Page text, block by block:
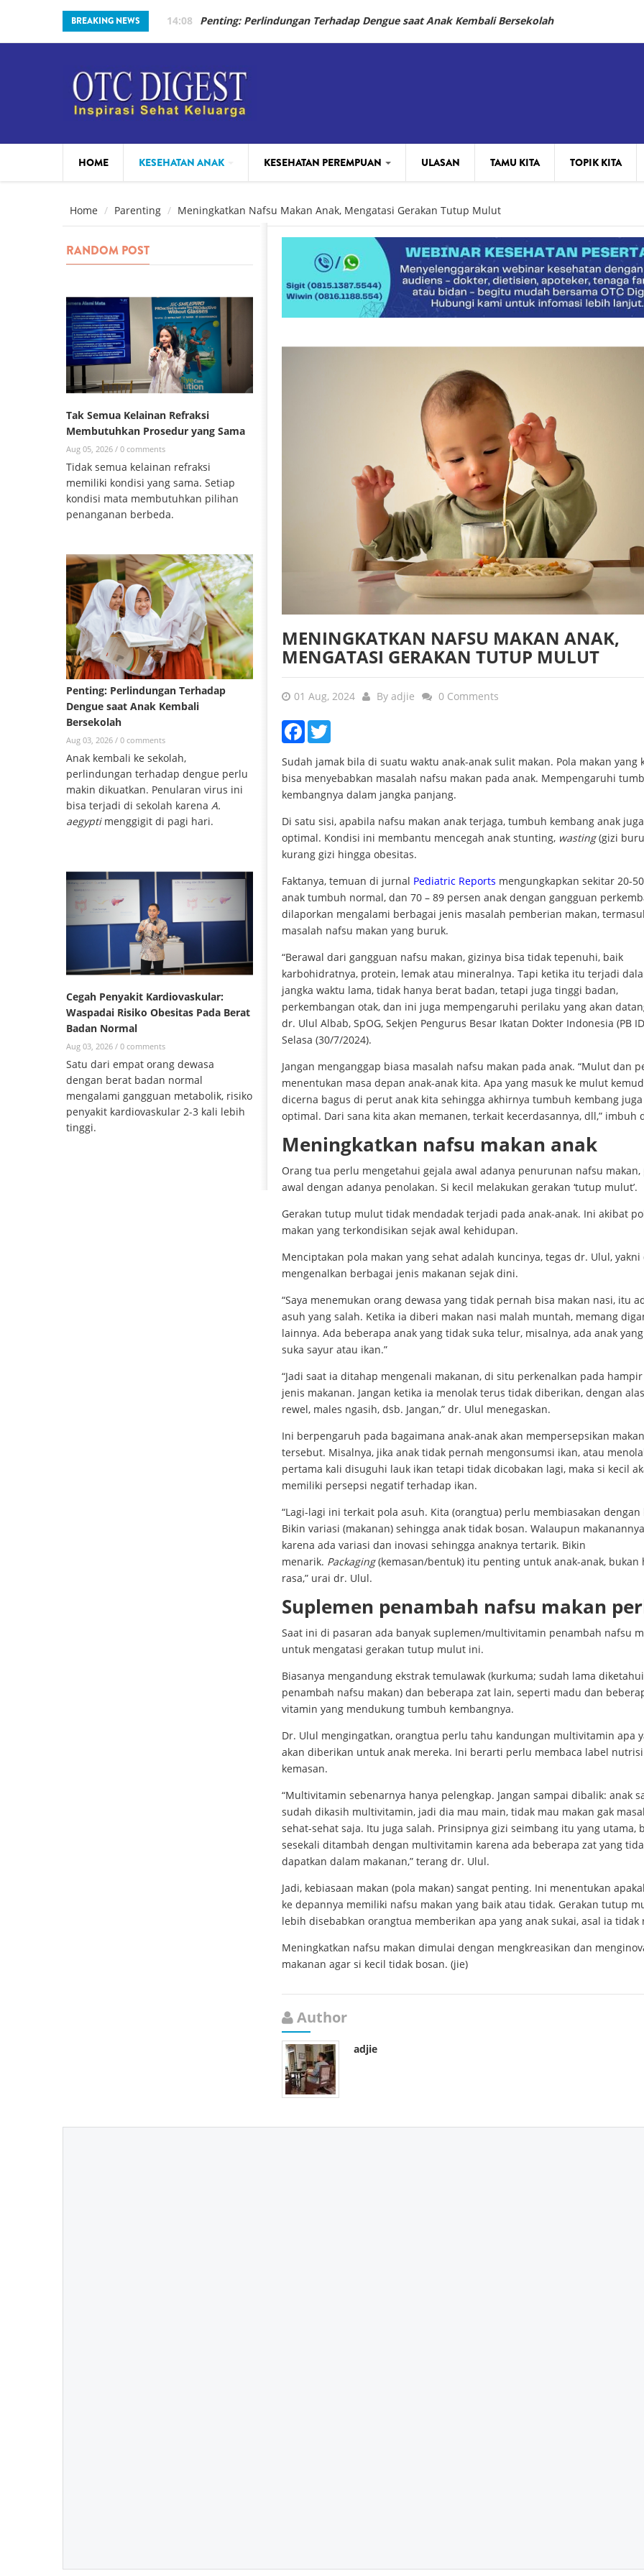
Skip to main content
BREAKING NEWS 14:08 Penting: Perlindungan Terhadap Dengue saat Anak Kembali Bersekolah
HOME KESEHATAN ANAK
PARENTING
KESEHATAN PEREMPUAN
BEAUTY
ULASAN TAMU KITA TOPIK KITA
Home Parenting Meningkatkan Nafsu Makan Anak, Mengatasi Gerakan Tutup Mulut
MENINGKATKAN NAFSU MAKAN ANAK,
MENGATASI GERAKAN TUTUP MULUT
01 Aug, 2024 By adjie 0 Comments
Facebook
Sudah jamak bila di suatu waktu anak-anak sulit makan. Pola makan yang
bisa menyebabkan masalah nafsu makan pada anak. Mempengaruhi
kembangnya dalam jangka panjang.
Di satu sisi, apabila nafsu makan anak terjaga, tumbuh kembang anak juga
optimal. Kondisi ini membantu mencegah anak stunting, wasting(gizi
kurang gizi hingga obesitas.
Faktanya, temuan di jurnal Pediatric Reports mengungkapkan sekitar 20-
anak tumbuh normal, dan 70 – 89 persen anak dengan gangguan
dilaporkan mengalami berbagai jenis masalah pemberian makan,
masalah nafsu makan yang buruk.
“Berawal dari gangguan nafsu makan, gizinya bisa tidak tepenuhi, baik
karbohidratnya, protein, lemak atau mineralnya. Tapi ketika itu terjadi
jangka waktu lama, tidak hanya berat badan, tetapi juga tinggi badan,
perkembangan otak, dan ini juga mempengaruhi perilaku yang akan
dr. Ulul Albab, SpOG, Sekjen Pengurus Besar Ikatan Dokter Indonesia (PB
Selasa (30/7/2024).
Jangan menganggap biasa masalah nafsu makan pada anak. “Mulut dan
menentukan masa depan anak-anak kita. Apa yang masuk ke mulut
dicerna bagus di perut anak kita sehingga akhirnya tumbuh kembang juga
optimal. Dari sana kita akan memanen, terkait kecerdasannya, dll,” imbuh
Meningkatkan nafsu makan anak
Orang tua perlu mengetahui gejala awal adanya penurunan nafsu makan,
awal dengan adanya penolakan. Si kecil melakukan gerakan ‘tutup mulut’.
Gerakan tutup mulut tidak mendadak terjadi pada anak-anak. Ini akibat
makan yang terkondisikan sejak awal kehidupan.
Menciptakan pola makan yang sehat adalah kuncinya, tegas dr. Ulul, yakni
mengenalkan berbagai jenis makanan sejak dini.
“Saya menemukan orang dewasa yang tidak pernah bisa makan nasi, itu
asuh yang salah. Ketika ia diberi makan nasi malah muntah, memang
lainnya. Ada beberapa anak yang tidak suka telur, misalnya, ada anak
suka sayur atau ikan.”
“Jadi saat ia ditahap mengenali makanan, di situ perkenalkan pada
jenis makanan. Jangan ketika ia menolak terus tidak diberikan, dengan
rewel, males ngasih, dsb. Jangan,” dr. Ulul menegaskan.
Ini berpengaruh pada bagaimana anak-anak akan mempersepsikan
tersebut. Misalnya, jika anak tidak pernah mengonsumsi ikan, atau
pertama kali disuguhi lauk ikan tetapi tidak dicobakan lagi, maka si kecil
memiliki persepsi negatif terhadap ikan.
“Lagi-lagi ini terkait pola asuh. Kita (orangtua) perlu membiasakan dengan
Bikin variasi (makanan) sehingga anak tidak bosan. Walaupun
karena ada variasi dan inovasi sehingga anaknya tertarik. Bikin
menarik. Packaging(kemasan/bentuk) itu penting untuk anak-anak, bukan
rasa,” urai dr. Ulul.
Suplemen penambah nafsu makan
Saat ini di pasaran ada banyak suplemen/multivitamin penambah nafsu
untuk mengatasi gerakan tutup mulut ini.
Biasanya mengandung ekstrak temulawak (kurkuma; sudah lama
penambah nafsu makan) dan beberapa zat lain, seperti madu dan
vitamin yang mendukung tumbuh kembangnya.
Dr. Ulul mengingatkan, orangtua perlu tahu kandungan multivitamin apa
akan diberikan untuk anak mereka. Ini berarti perlu membaca label
kemasan.
“Multivitamin sebenarnya hanya pelengkap. Jangan sampai dibalik: anak
sudah dikasih multivitamin, jadi dia mau main, tidak mau makan gak
sehat-sehat saja. Itu juga salah. Prinsipnya gizi seimbang itu yang utama,
sesekali ditambah dengan multivitamin karena ada beberapa zat yang
dapatkan dalam makanan,” terang dr. Ulul.
Jadi, kebiasaan makan (pola makan) sangat penting. Ini menentukan
ke depannya memiliki nafsu makan yang baik atau tidak. Gerakan tutup
lebih disebabkan orangtua memberikan apa yang anak sukai, asal ia tidak
Meningkatkan nafsu makan dimulai dengan mengkreasikan dan
makanan agar si kecil tidak bosan. (jie)
Author
adjie
RANDOM POST
Tak Semua Kelainan Refraksi
Membutuhkan Prosedur yang Sama
Aug 05, 2026 / 0 comments
Tidak semua kelainan refraksi
memiliki kondisi yang sama. Setiap
kondisi mata membutuhkan pilihan
penanganan berbeda.
Penting: Perlindungan Terhadap
Dengue saat Anak Kembali
Bersekolah
Aug 03, 2026 / 0 comments
Anak kembali ke sekolah,
perlindungan terhadap dengue perlu
makin dikuatkan. Penularan virus ini
bisa terjadi di sekolah karena A.
aegyptimenggigit di pagi hari.
Cegah Penyakit Kardiovaskular:
Waspadai Risiko Obesitas Pada Berat
Badan Normal
Aug 03, 2026 / 0 comments
Satu dari empat orang dewasa
dengan berat badan normal
mengalami gangguan metabolik, risiko
penyakit kardiovaskular 2-3 kali lebih
tinggi.